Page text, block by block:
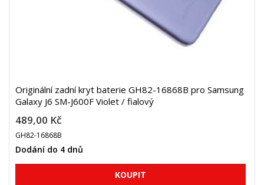
Originální zadní kryt baterie GH82-16868B pro Samsung
Galaxy J6 SM-J600F Violet / fialový
489,00 Kč
GH82-16868B
Dodání do 4 dnů